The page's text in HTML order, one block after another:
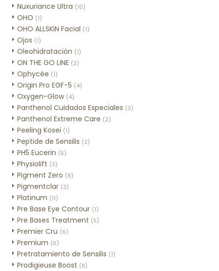
Nuxuriance Ultra (10)
OHO (1)
OHO ALLSKIN Facial (1)
Ojos (1)
Oleohidratación (1)
ON THE GO LINE (2)
Ophycée (1)
Origin Pro EGF-5 (4)
Oxygen-Glow (4)
Panthenol Cuidados Especiales (3)
Panthenol Extreme Care (2)
Peeling Kosei (1)
Peptide de Sensilis (2)
PH5 Eucerin (5)
Physiolift (3)
Pigment Zero (8)
Pigmentclar (3)
Platinum (11)
Pre Base Eye Contour (1)
Pre Bases Treatment (5)
Premier Cru (6)
Premium (6)
Pretratamiento de Sensilis (1)
Prodigieuse Boost (8)